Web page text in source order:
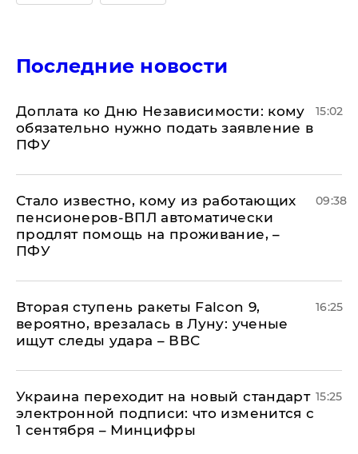
Последние новости
Доплата ко Дню Независимости: кому
обязательно нужно подать заявление в
ПФУ
15:02
Стало известно, кому из работающих
пенсионеров-ВПЛ автоматически
продлят помощь на проживание, –
ПФУ
09:38
Вторая ступень ракеты Falcon 9,
вероятно, врезалась в Луну: ученые
ищут следы удара – ВВС
16:25
Украина переходит на новый стандарт
электронной подписи: что изменится с
1 сентября – Минцифры
15:25